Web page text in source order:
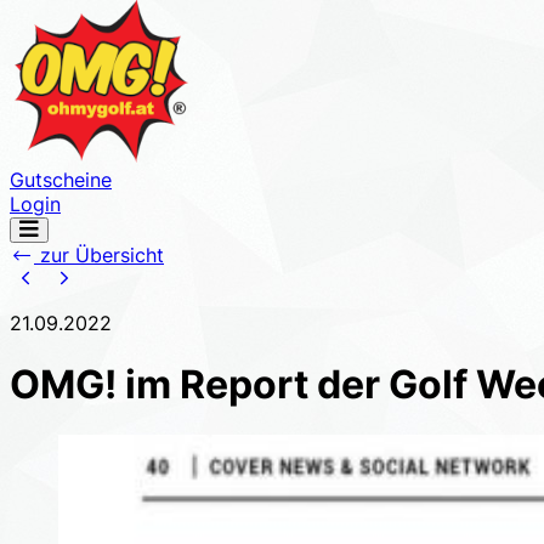
Gutscheine
Login
Navigation
öffnenzur Übersicht
21.09.2022
OMG! im Report der Golf